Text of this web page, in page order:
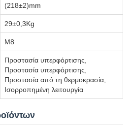
(218±2)mm
29±0,3Kg
Μ8
Προστασία υπερφόρτισης,
Προστασία υπερφόρτισης,
Προστασία από τη θερμοκρασία,
Ισορροπημένη λειτουργία